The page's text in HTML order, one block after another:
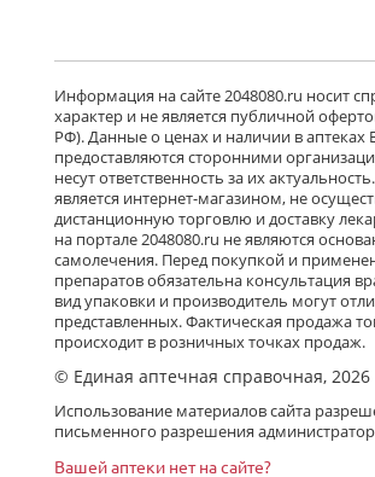
Информация на сайте 2048080.ru носит
характер и не является публичной
РФ). Данные о ценах и наличии в аптеках
предоставляются сторонними
несут ответственность за их
является интернет-магазином, не
дистанционную торговлю и доставку
на портале 2048080.ru не являются
самолечения. Перед покупкой и
препаратов обязательна консультация
вид упаковки и производитель могут
представленных. Фактическая продажа
происходит в розничных точках продаж.
© Единая аптечная справочная, 2026
Использование материалов сайта
письменного разрешения
Вашей аптеки нет на сайте?